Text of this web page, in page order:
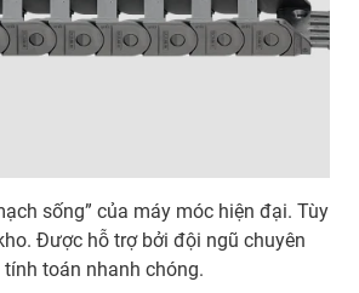
sống” của máy móc hiện đại. Tùy
Được hỗ trợ bởi đội ngũ chuyên
toán nhanh chóng.